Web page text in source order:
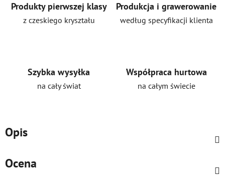
Produkty pierwszej klasy
z czeskiego kryształu
Produkcja i grawerowanie
według specyfikacji klienta
Szybka wysyłka
na cały świat
Współpraca hurtowa
na całym świecie
Opis
Ocena